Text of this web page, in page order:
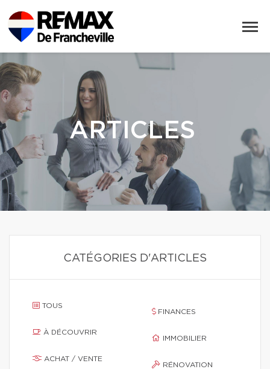
ARTICLES
CATÉGORIES D'ARTICLES
TOUS
À DÉCOUVRIR
ACHAT / VENTE
FINANCES
IMMOBILIER
RÉNOVATION